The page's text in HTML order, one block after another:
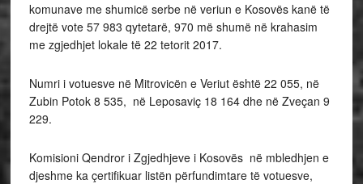
komunave me shumicë serbe në veriun e Kosovës kanë të
drejtë vote 57 983 qytetarë, 970 më shumë në krahasim
me zgjedhjet lokale të 22 tetorit 2017.
Numri i votuesve në Mitrovicën e Veriut është 22 055, në
Zubin Potok 8 535, në Leposaviç 18 164 dhe në Zveçan 9
229.
Komisioni Qendror i Zgjedhjeve i Kosovës në mbledhjen e
djeshme ka çertifikuar listën përfundimtare të votuesve,